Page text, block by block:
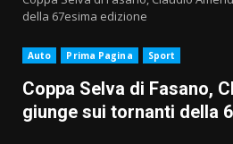
della 67esima edizione
Auto Prima Pagina Sport
Coppa Selva di Fasano,
giunge sui tornanti della